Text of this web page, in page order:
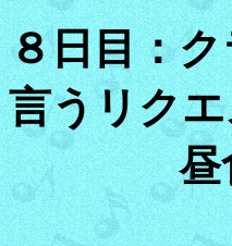
８日目：
言うリク
昼食は